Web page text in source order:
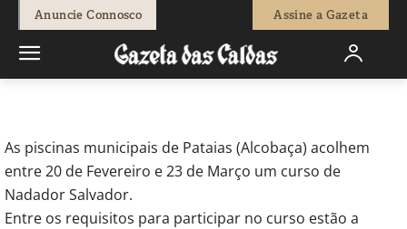
Anuncie Connosco Assine a Gazeta
Joana Fialho - 27 de Janeiro, 2012 803 0
As piscinas municipais de Pataias (Alcobaça) acolhem
entre 20 de Fevereiro e 23 de Março um curso de
Nadador Salvador.
Entre os requisitos para participar no curso estão a